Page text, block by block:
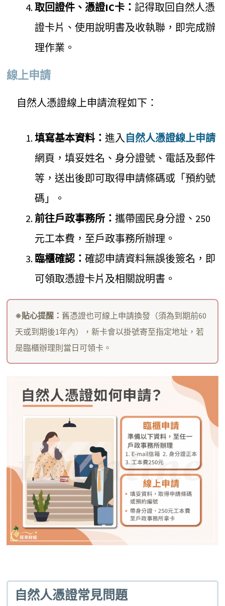
取回證件、憑證IC卡：記得取回自然人憑
證卡片、使用說明書及收執聯，即完成辦
理作業。
線上申請
自然人憑證線上申請流程如下：
填寫基本資料：進入自然人憑證線上申請
網頁，填妥姓名、身分證號、電話及郵件
等，送出後即可取得申請條碼或「預約號
碼」。
前往戶政事務所：攜帶國民身分證、250
元工本費，至戶政事務所辦理。
臨櫃確認：確認申請資料無誤後簽名，即
可領取憑證卡片及相關說明書。
※貼心提醒： 舊憑證也可線上申請換發（須為到期前60
天或到期後1年內），新卡會以掛號寄至指定地址，若
是臨櫃辦理則當日可領卡。
自然人憑證常見問題